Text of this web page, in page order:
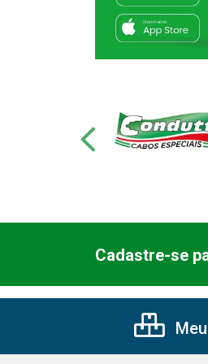
Cadastre-se